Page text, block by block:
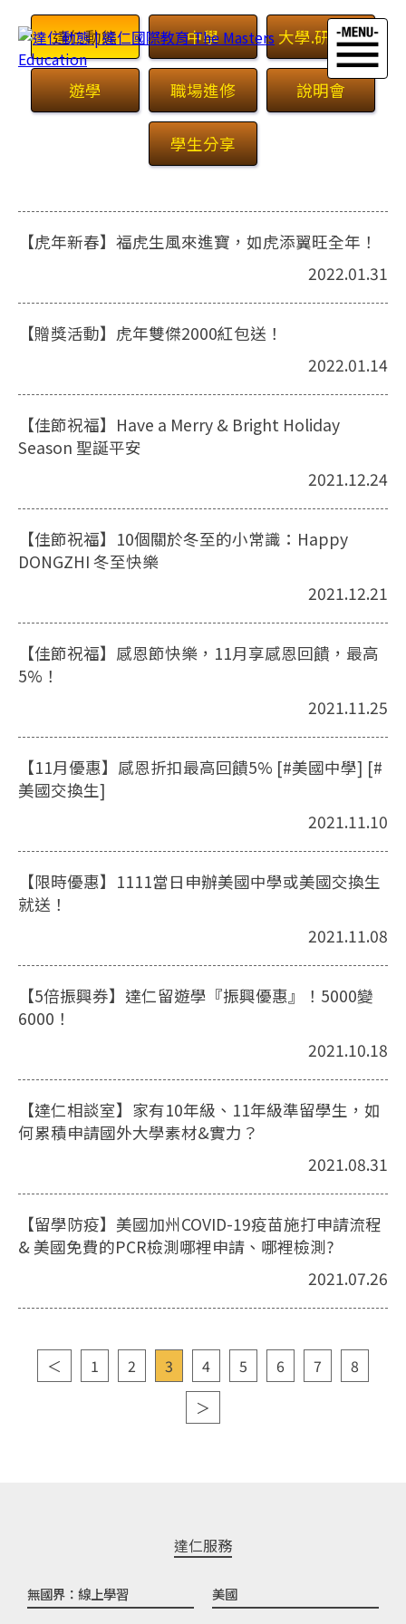
達仁動態 中學 大學.研究所
遊學 職場進修 說明會
學生分享
【虎年新春】福虎生風來進寶，如虎添翼旺全年！
2022.01.31
【贈獎活動】虎年雙傑2000紅包送！
2022.01.14
【佳節祝福】Have a Merry & Bright Holiday
Season 聖誕平安
2021.12.24
【佳節祝福】10個關於冬至的小常識：Happy
DONGZHI 冬至快樂
2021.12.21
【佳節祝福】感恩節快樂，11月享感恩回饋，最高
5%！
2021.11.25
【11月優惠】感恩折扣最高回饋5% [#美國中學] [#
美國交換生]
2021.11.10
【限時優惠】1111當日申辦美國中學或美國交換生
就送！
2021.11.08
【5倍振興券】達仁留遊學『振興優惠』！5000變
6000！
2021.10.18
【達仁相談室】家有10年級、11年級準留學生，如
何累積申請國外大學素材&實力？
2021.08.31
【留學防疫】美國加州COVID-19疫苗施打申請流程
& 美國免費的PCR檢測哪裡申請、哪裡檢測?
2021.07.26
＜ 1 2 3 4 5 6 7
8
＞
達仁服務
無國界：線上學習
美國